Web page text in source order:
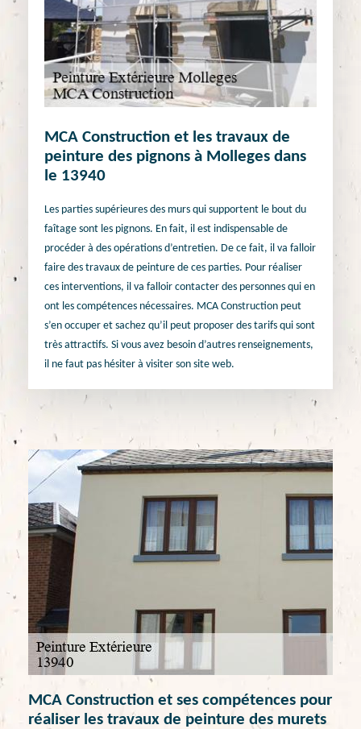
MCA Construction et les travaux de
peinture des pignons à Molleges dans
le 13940
Les parties supérieures des murs qui supportent le bout du
faîtage sont les pignons. En fait, il est indispensable de
procéder à des opérations d’entretien. De ce fait, il va falloir
faire des travaux de peinture de ces parties. Pour réaliser
ces interventions, il va falloir contacter des personnes qui en
ont les compétences nécessaires. MCA Construction peut
s’en occuper et sachez qu’il peut proposer des tarifs qui sont
très attractifs. Si vous avez besoin d’autres renseignements,
il ne faut pas hésiter à visiter son site web.
MCA Construction et ses compétences pour
réaliser les travaux de peinture des murets